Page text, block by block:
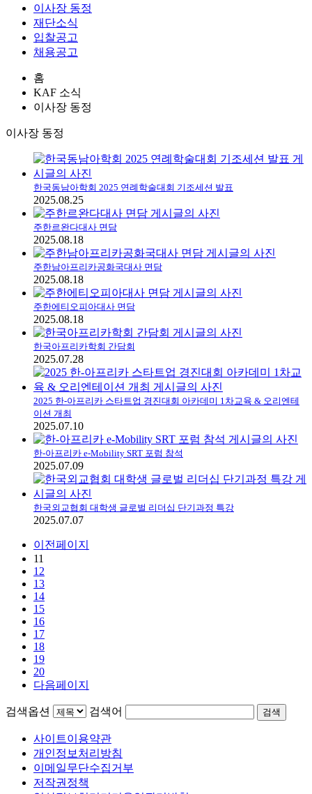
이사장 동정
재단소식
입찰공고
채용공고
홈
KAF 소식
이사장 동정
이사장 동정
한국동남아학회 2025 연례학술대회 기조세션 발표
2025.08.25
주한르완다대사 면담
2025.08.18
주한남아프리카공화국대사 면담
2025.08.18
주한에티오피아대사 면담
2025.08.18
한국아프리카학회 간담회
2025.07.28
2025 한-아프리카 스타트업 경진대회 아카데미 1차교육 & 오리엔테
이션 개최
2025.07.10
한-아프리카 e-Mobility SRT 포럼 참석
2025.07.09
한국외교협회 대학생 글로벌 리더십 단기과정 특강
2025.07.07
이전페이지
11
12
13
14
15
16
17
18
19
20
다음페이지
검색옵션 검색어 검색
사이트이용약관
개인정보처리방침
이메일무단수집거부
저작권정책